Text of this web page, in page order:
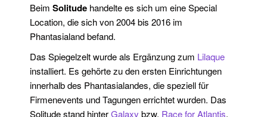
BeimSolitude handelte es sich um eine Special
Location, die sich von 2004 bis 2016 im
Phantasialand befand.
Das Spiegelzelt wurde als Ergänzung zum Lilaque
installiert. Es gehörte zu den ersten Einrichtungen
innerhalb des Phantasialandes, die speziell für
Firmenevents und Tagungen errichtet wurden. Das
Solitude stand hinterGalaxy bzw. Race for Atlantis,